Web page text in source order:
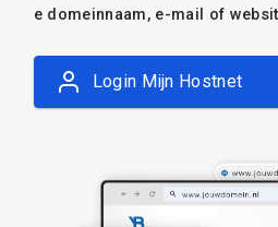
e domeinnaam, e-mail of
Login Mijn Hostnet